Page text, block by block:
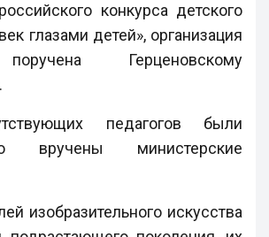
конкурса детского
глазами детей», организация
Герценовскому
педагогов были
вручены министерские
изобразительного искусства